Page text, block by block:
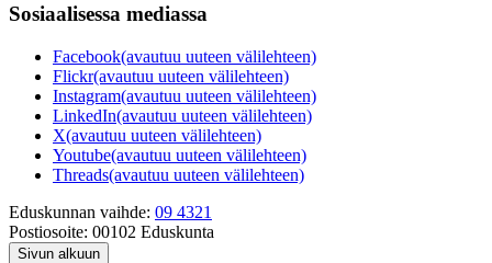
Sosiaalisessa mediassa
Facebook(avautuu uuteen välilehteen)
Flickr(avautuu uuteen välilehteen)
Instagram(avautuu uuteen välilehteen)
LinkedIn(avautuu uuteen välilehteen)
X(avautuu uuteen välilehteen)
Youtube(avautuu uuteen välilehteen)
Threads(avautuu uuteen välilehteen)
Eduskunnan vaihde: 09 4321
Postiosoite: 00102 Eduskunta
Sivun alkuun